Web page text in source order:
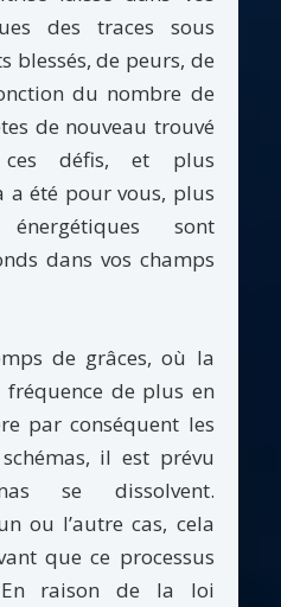
des traces sous
blessés, de peurs, de
du nombre de
de nouveau trouvé
défis, et plus
a été pour vous, plus
sont
dans vos champs
de grâces, où la
fréquence de plus en
par conséquent les
il est prévu
se dissolvent.
ou l’autre cas, cela
que ce processus
raison de la loi